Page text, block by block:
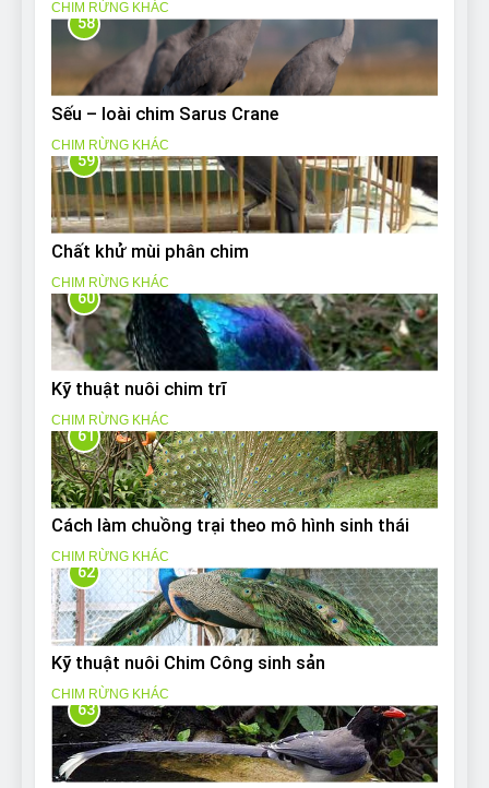
CHIM RỪNG KHÁC
58
Sếu – loài chim Sarus Crane
CHIM RỪNG KHÁC
59
Chất khử mùi phân chim
CHIM RỪNG KHÁC
60
Kỹ thuật nuôi chim trĩ
CHIM RỪNG KHÁC
61
Cách làm chuồng trại theo mô hình sinh thái
CHIM RỪNG KHÁC
62
Kỹ thuật nuôi Chim Công sinh sản
CHIM RỪNG KHÁC
63